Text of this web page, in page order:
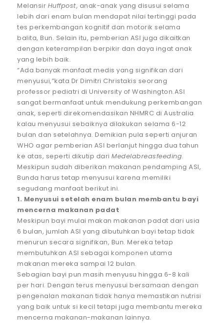
Melansir Huffpost, anak-anak yang disusui selama
lebih dari enam bulan mendapat nilai tertinggi pada
tes perkembangan kognitif dan motorik selama
balita, Bun. Selain itu, pemberian ASI juga dikaitkan
dengan keterampilan berpikir dan daya ingat anak
yang lebih baik.
“Ada banyak manfaat medis yang signifikan dari
menyusui,”kata Dr Dimitri Christakis seorang
professor pediatri di University of Washington.ASI
sangat bermanfaat untuk mendukung perkembangan
anak, seperti direkomendasikan NHMRC di Australia
kalau menyusui sebaiknya dilakukan selama 6-12
bulan dan setelahnya. Demikian pula seperti anjuran
WHO agar pemberian ASI berlanjut hingga dua tahun
ke atas, seperti dikutip dari Medelabreasfeeding.
Meskipun sudah diberikan makanan pendamping ASI,
Bunda harus tetap menyusui karena memiliki
segudang manfaat berikut ini.
1. Menyusui setelah enam bulan membantu bayi
mencerna makanan padat
Meskipun bayi mulai makan makanan padat dari usia
6 bulan, jumlah ASI yang dibutuhkan bayi tetap tidak
menurun secara signifikan, Bun. Mereka tetap
membutuhkan ASI sebagai komponen utama
makanan mereka sampai 12 bulan.
Sebagian bayi pun masih menyusu hingga 6-8 kali
per hari. Dengan terus menyusui bersamaan dengan
pengenalan makanan tidak hanya memastikan nutrisi
yang baik untuk si kecil tetapi juga membantu mereka
mencerna makanan-makanan lainnya.